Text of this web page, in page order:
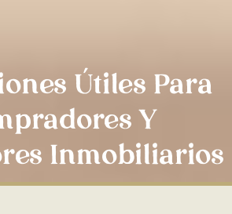
Útiles Para
Y
Inmobiliarios